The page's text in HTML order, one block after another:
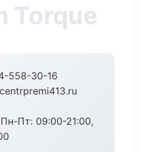
Torque
558-30-16
Пн-Пт: 09:00-21:00,